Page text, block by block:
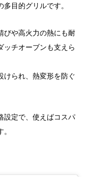
目的グリルです。
びや高火力の熱にも耐
ッチオーブンも支えら
けられ、熱変形を防ぐ
設定で、使えばコスパ